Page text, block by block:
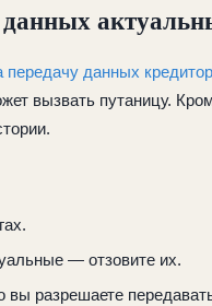
данных
передачу данных
вызвать путаницу.
— отзовите их.
вы разрешаете